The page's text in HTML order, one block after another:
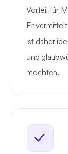
Vorteil für
Er
ist daher
und
möchten.